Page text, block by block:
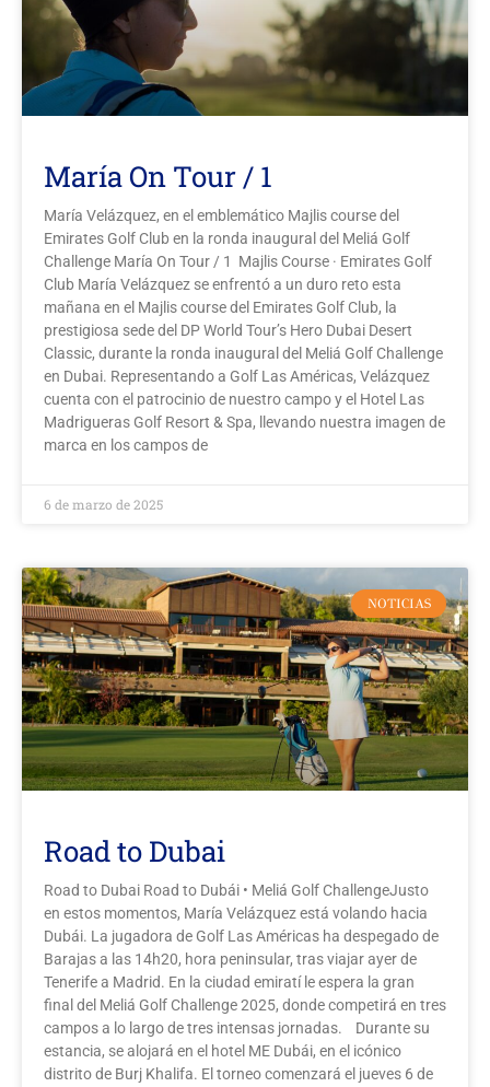
María On Tour / 1
María Velázquez, en el emblemático Majlis course del
Emirates Golf Club en la ronda inaugural del Meliá Golf
Challenge María On Tour / 1 Majlis Course · Emirates Golf
Club María Velázquez se enfrentó a un duro reto esta
mañana en el Majlis course del Emirates Golf Club, la
prestigiosa sede del DP World Tour’s Hero Dubai Desert
Classic, durante la ronda inaugural del Meliá Golf Challenge
en Dubai. Representando a Golf Las Américas, Velázquez
cuenta con el patrocinio de nuestro campo y el Hotel Las
Madrigueras Golf Resort & Spa, llevando nuestra imagen de
marca en los campos de
6 de marzo de 2025
NOTICIAS
Road to Dubai
Road to Dubai Road to Dubái • Meliá Golf ChallengeJusto
en estos momentos, María Velázquez está volando hacia
Dubái. La jugadora de Golf Las Américas ha despegado de
Barajas a las 14h20, hora peninsular, tras viajar ayer de
Tenerife a Madrid. En la ciudad emiratí le espera la gran
final del Meliá Golf Challenge 2025, donde competirá en tres
campos a lo largo de tres intensas jornadas. Durante su
estancia, se alojará en el hotel ME Dubái, en el icónico
distrito de Burj Khalifa. El torneo comenzará el jueves 6 de